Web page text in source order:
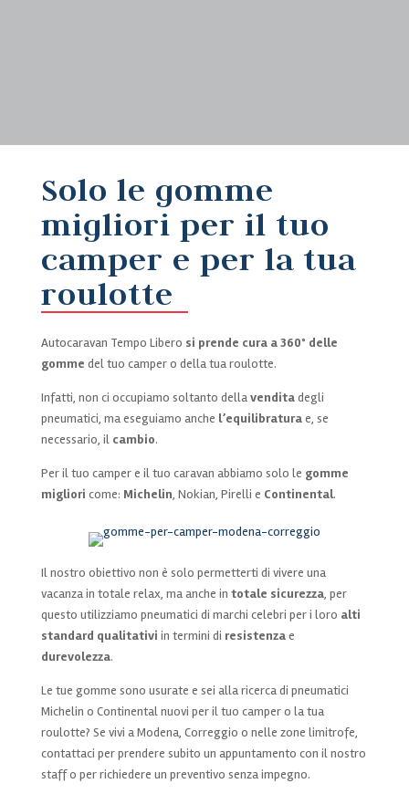
Solo le gomme
migliori per il tuo
camper e per la tua
roulotte
Autocaravan Tempo Libero si prende cura a 360° delle
gomme del tuo camper o della tua roulotte.
Infatti, non ci occupiamo soltanto dellavenditadegli
pneumatici, ma eseguiamo anche l’equilibraturae, se
necessario, il cambio.
Per il tuo camper e il tuo caravan abbiamo solo le gomme
migliori come: Michelin, Nokian, Pirelli e Continental.
Il nostro obiettivo non è solo permetterti di vivere una
vacanza in totale relax, ma anche in totale sicurezza, per
questo utilizziamo pneumatici di marchi celebri per i loro alti
standard qualitativi in termini di resistenzae
durevolezza.
Le tue gomme sono usurate e sei alla ricerca di pneumatici
Michelin o Continental nuovi per il tuo camper o la tua
roulotte? Se vivi a Modena, Correggio o nelle zone limitrofe,
contattaci per prendere subito un appuntamento con il nostro
staff o per richiedere un preventivo senza impegno.